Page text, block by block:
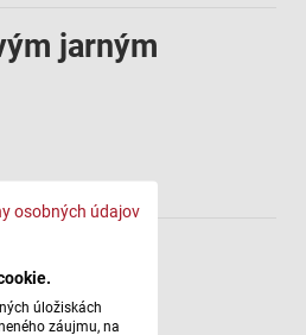
osobných údajov
úložiskách
záujmu, na
jarným